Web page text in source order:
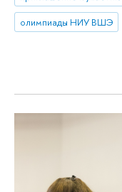
олимпиады НИУ ВШЭ